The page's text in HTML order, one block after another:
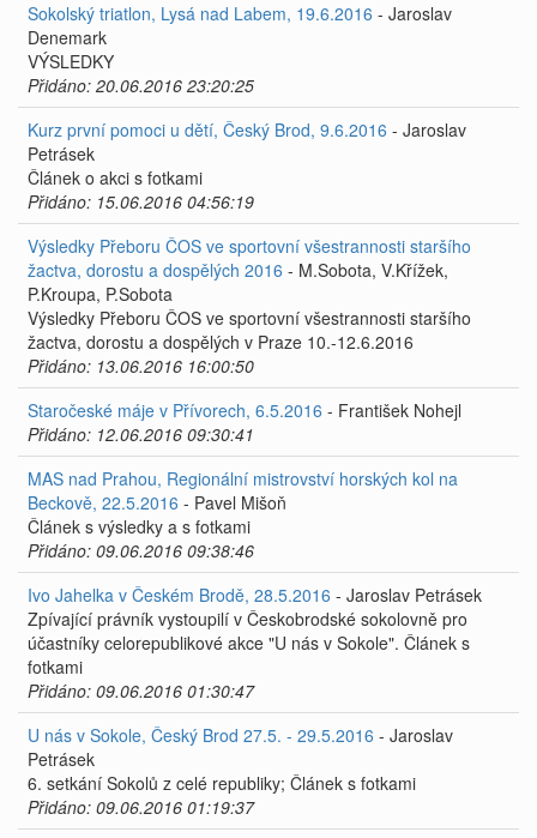
Sokolský triatlon, Lysá nad Labem, 19.6.2016 - Jaroslav
Denemark
VÝSLEDKY
Přidáno: 20.06.2016 23:20:25
Kurz první pomoci u dětí, Český Brod, 9.6.2016 - Jaroslav
Petrásek
Článek o akci s fotkami
Přidáno: 15.06.2016 04:56:19
Výsledky Přeboru ČOS ve sportovní všestrannosti staršího
žactva, dorostu a dospělých 2016 - M.Sobota, V.Křížek,
P.Kroupa, P.Sobota
Výsledky Přeboru ČOS ve sportovní všestrannosti staršího
žactva, dorostu a dospělých v Praze 10.-12.6.2016
Přidáno: 13.06.2016 16:00:50
Staročeské máje v Přívorech, 6.5.2016 - František Nohejl
Přidáno: 12.06.2016 09:30:41
MAS nad Prahou, Regionální mistrovství horských kol na
Beckově, 22.5.2016 - Pavel Mišoň
Článek s výsledky a s fotkami
Přidáno: 09.06.2016 09:38:46
Ivo Jahelka v Českém Brodě, 28.5.2016 - Jaroslav Petrásek
Zpívající právník vystoupilí v Českobrodské sokolovně pro
účastníky celorepublikové akce "U nás v Sokole". Článek s
fotkami
Přidáno: 09.06.2016 01:30:47
U nás v Sokole, Český Brod 27.5. - 29.5.2016 - Jaroslav
Petrásek
6. setkání Sokolů z celé republiky; Článek s fotkami
Přidáno: 09.06.2016 01:19:37